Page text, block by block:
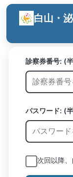
白山・
診察券番号: (
パスワード: (
次回以降